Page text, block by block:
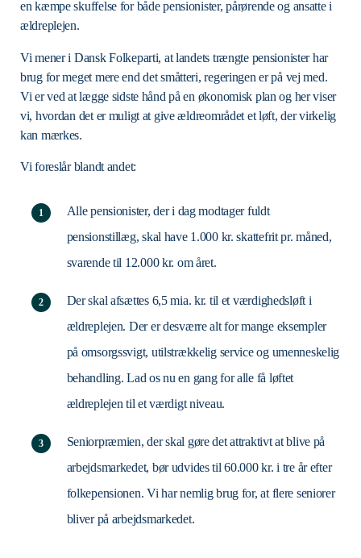
en kæmpe skuffelse for både pensionister, pårørende og ansatte i
ældreplejen.
Vi mener i Dansk Folkeparti, at landets trængte pensionister har
brug for meget mere end det småtteri, regeringen er på vej med.
Vi er ved at lægge sidste hånd på en økonomisk plan og her viser
vi, hvordan det er muligt at give ældreområdet et løft, der virkelig
kan mærkes.
Vi foreslår blandt andet:
Alle pensionister, der i dag modtager fuldt
pensionstillæg, skal have 1.000 kr. skattefrit pr. måned,
svarende til 12.000 kr. om året.
Der skal afsættes 6,5 mia. kr. til et værdighedsløft i
ældreplejen. Der er desværre alt for mange eksempler
på omsorgssvigt, utilstrækkelig service og umenneskelig
behandling. Lad os nu en gang for alle få løftet
ældreplejen til et værdigt niveau.
Seniorpræmien, der skal gøre det attraktivt at blive på
arbejdsmarkedet, bør udvides til 60.000 kr. i tre år efter
folkepensionen. Vi har nemlig brug for, at flere seniorer
bliver på arbejdsmarkedet.